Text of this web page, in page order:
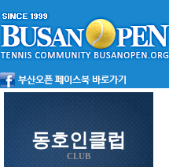
동호인클럽
CLUB